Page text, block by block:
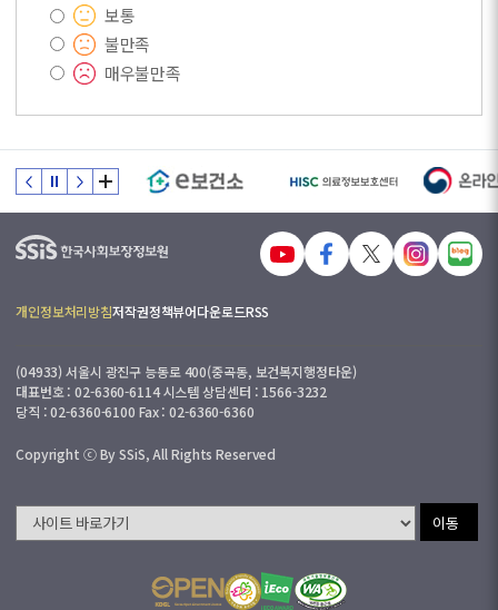
보통
불만족
매우불만족
개인정보처리방침저작권정책뷰어다운로드RSS
(04933) 서울시 광진구 능동로 400(중곡동, 보건복지행정타운)
대표번호 : 02-6360-6114 시스템 상담센터 : 1566-3232
당직 : 02-6360-6100 Fax : 02-6360-6360
Copyright ⓒ By SSiS, All Rights Reserved
이동